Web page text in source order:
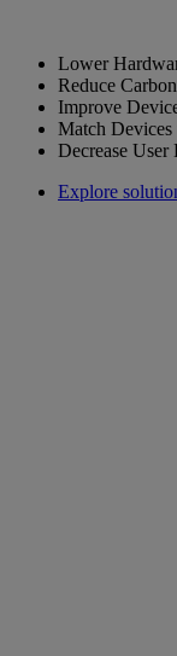
Lower
Reduce
Improve
Match Devices
Decrease
Explore